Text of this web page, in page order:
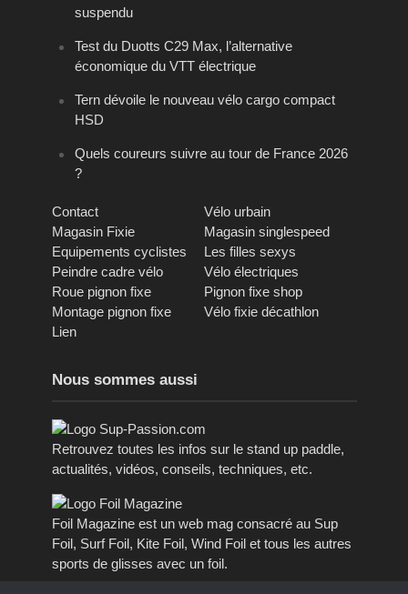
suspendu
Test du Duotts C29 Max, l’alternative
économique du VTT électrique
Tern dévoile le nouveau vélo cargo compact
HSD
Quels coureurs suivre au tour de France 2026
?
Contact
Vélo urbain
Magasin Fixie
Magasin singlespeed
Equipements cyclistes
Les filles sexys
Peindre cadre vélo
Vélo électriques
Roue pignon fixe
Pignon fixe shop
Montage pignon fixe
Vélo fixie décathlon
Lien
Nous sommes aussi
Retrouvez toutes les infos sur le stand up paddle,
actualités, vidéos, conseils, techniques, etc.
Foil Magazine est un web mag consacré au Sup
Foil, Surf Foil, Kite Foil, Wind Foil et tous les autres
sports de glisses avec un foil.